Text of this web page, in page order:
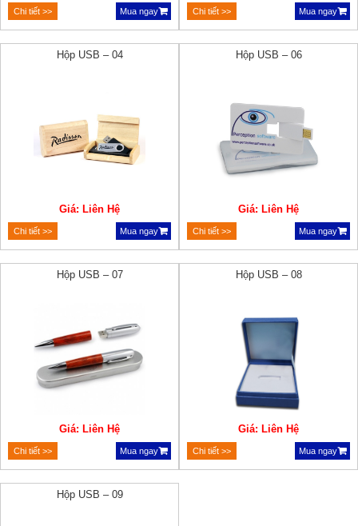
Chi tiết >> Mua ngay Chi tiết >> Mua ngay
Hộp USB – 04
Giá: Liên Hệ
Chi tiết >> Mua ngay
Hộp USB – 06
Giá: Liên Hệ
Chi tiết >> Mua ngay
Hộp USB – 07
Giá: Liên Hệ
Chi tiết >> Mua ngay
Hộp USB – 08
Giá: Liên Hệ
Chi tiết >> Mua ngay
Hộp USB – 09